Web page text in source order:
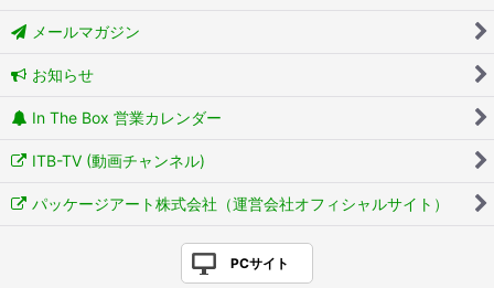
メールマガジン
お知らせ
In The Box 営業カレンダー
ITB-TV (動画チャンネル)
パッケージアート株式会社（運営会社オフィシャルサイト）
PCサイト